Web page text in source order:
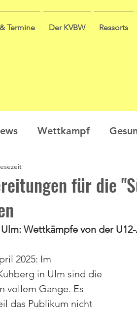
Termine Der KVBW Ressorts
Wettkampf
für die
Wettkämpfe von der
2025: Im
in Ulm sind die
vollem Gange. Es
das Publikum nicht